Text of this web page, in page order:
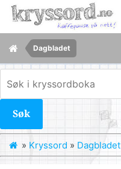
Dagbladet
Søk
» Kryssord » Dagbladet